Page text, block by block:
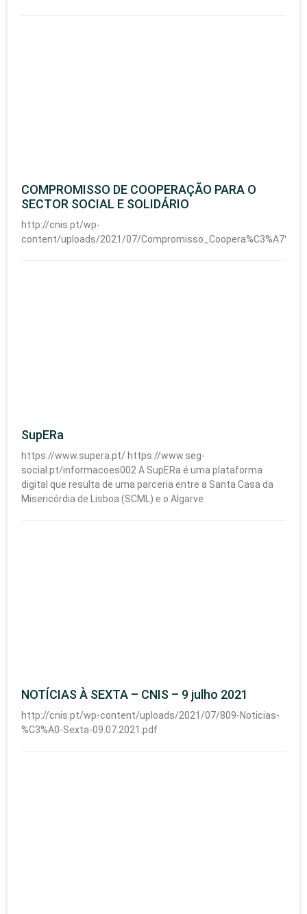
COMPROMISSO DE COOPERAÇÃO PARA O
SECTOR SOCIAL E SOLIDÁRIO
http://cnis.pt/wp-
content/uploads/2021/07/
SupERa
https://www.supera.pt/ https://www.seg-
social.pt/informacoes002 A SupERa é uma plataforma
digital que resulta de uma parceria entre a Santa Casa da
Misericórdia de Lisboa (SCML) e o Algarve
NOTÍCIAS À SEXTA – CNIS – 9 julho 2021
http://cnis.pt/wp-content/uploads/2021/07/809-Noticias-
%C3%A0-Sexta-09.07.2021.pdf